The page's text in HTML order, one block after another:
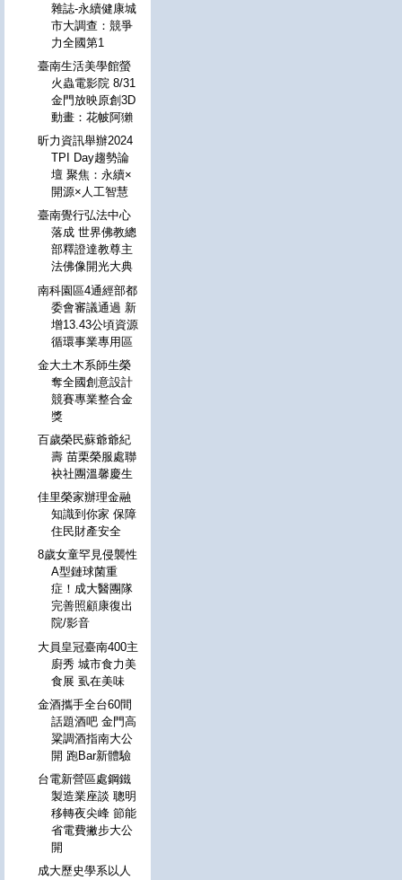
雜誌-永續健康城
市大調查：競爭
力全國第1
臺南生活美學館螢
火蟲電影院 8/31
金門放映原創3D
動畫：花帔阿獺
昕力資訊舉辦2024
TPI Day趨勢論
壇 聚焦：永續×
開源×人工智慧
臺南覺行弘法中心
落成 世界佛教總
部釋證達教尊主
法佛像開光大典
南科園區4通經部都
委會審議通過 新
增13.43公頃資源
循環事業專用區
金大土木系師生榮
奪全國創意設計
競賽專業整合金
獎
百歲榮民蘇爺爺紀
壽 苗栗榮服處聯
袂社團溫馨慶生
佳里榮家辦理金融
知識到你家 保障
住民財產安全
8歲女童罕見侵襲性
A型鏈球菌重
症！成大醫團隊
完善照顧康復出
院/影音
大員皇冠臺南400主
廚秀 城市食力美
食展 虱在美味
金酒攜手全台60間
話題酒吧 金門高
粱調酒指南大公
開 跑Bar新體驗
台電新營區處鋼鐵
製造業座談 聰明
移轉夜尖峰 節能
省電費撇步大公
開
成大歷史學系以人